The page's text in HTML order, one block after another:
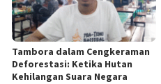
Tambora dalam Cengkeraman
Deforestasi: Ketika Hutan
Kehilangan Suara Negara